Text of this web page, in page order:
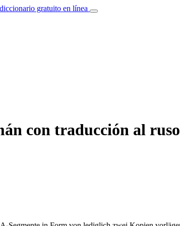
gratuito en línea
con traducción al ruso